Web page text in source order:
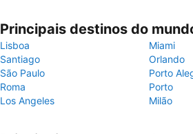
Principais destinos do
Lisboa
Miami
Santiago
Orlando
São Paulo
Porto
Roma
Porto
Los Angeles
Milão